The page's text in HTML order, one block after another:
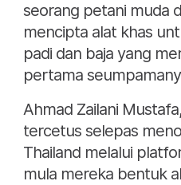
seorang petani muda
mencipta alat khas
padi dan baja yang
pertama
Ahmad Zailani
tercetus selepas
Thailand melalui
mula mereka bentuk